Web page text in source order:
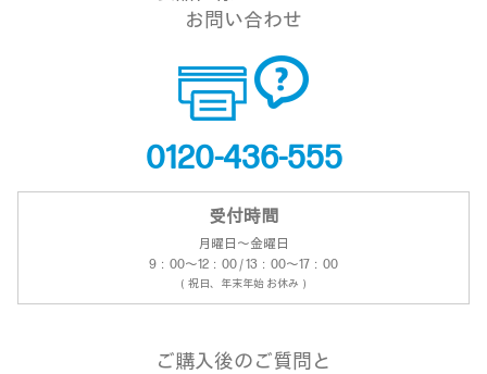
お問い合わせ
0120-436-555
受付時間
月曜日～金曜日
9：00～12：00 / 13：00～17：00
（祝日、年末年始 お休み）
ご購入後のご質問と